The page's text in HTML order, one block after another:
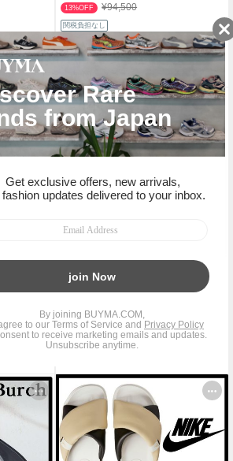
13%OFF ¥94,500
関税負担なし
PRADA
PREMIUM PERSONAL SHOPPER
¥159,000
37%OFF ¥255,000
関税負担なし
FENDI
PREMIUM PERSONAL SHOPPER